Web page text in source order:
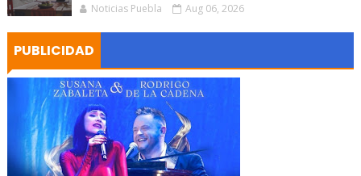
Noticias Puebla Aug 06, 2026
PUBLICIDAD